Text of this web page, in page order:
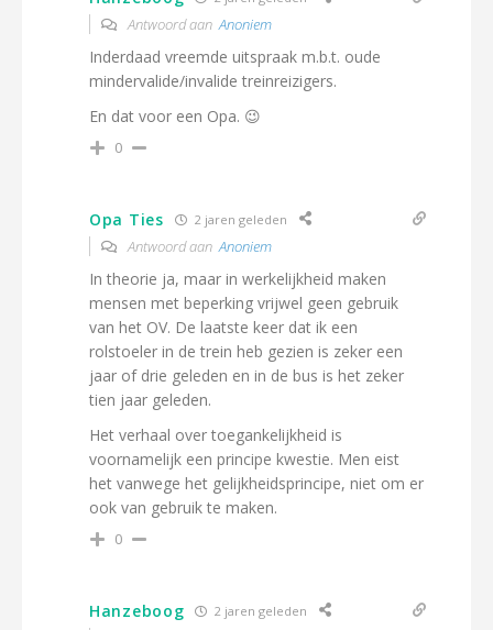
Antwoord aanAnoniem
Inderdaad vreemde uitspraak m.b.t. oude
mindervalide/invalide treinreizigers.
En dat voor een Opa. 😉
0
Opa Ties 2 jaren geleden
Antwoord aanAnoniem
In theorie ja, maar in werkelijkheid maken
mensen met beperking vrijwel geen gebruik
van het OV. De laatste keer dat ik een
rolstoeler in de trein heb gezien is zeker een
jaar of drie geleden en in de bus is het zeker
tien jaar geleden.
Het verhaal over toegankelijkheid is
voornamelijk een principe kwestie. Men eist
het vanwege het gelijkheidsprincipe, niet om er
ook van gebruik te maken.
0
Hanzeboog 2 jaren geleden